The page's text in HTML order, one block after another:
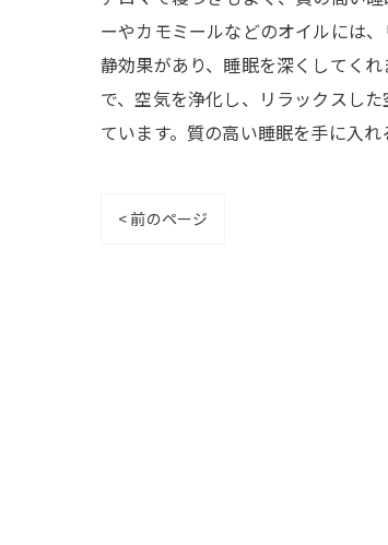
ーやカモミールなどのオイルには
静効果があり、睡眠を深くしてく
で、空気を浄化し、リラックスし
ています。質の高い睡眠を手に入
< 前のページ